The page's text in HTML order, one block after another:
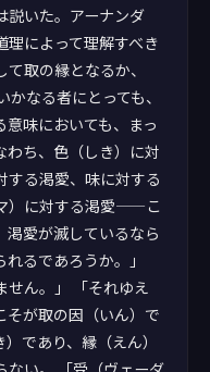
いた。アーナンダ
理によって理解すべき
取の縁となるか、
なる者にとっても、
味においても、まっ
わち、色（しき）に対
する渇愛、味に対する
）に対する渇愛——こ
渇愛が滅しているなら
るであろうか。」
せん。」 「それゆえ
そが取の因（いん）で
であり、縁（えん）